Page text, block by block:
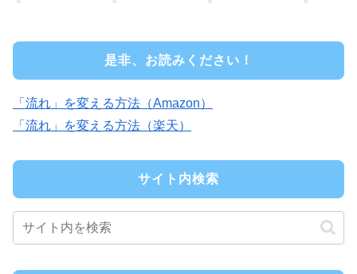
是非、お読みください！
「流れ」を変える方法（Amazon）
「流れ」を変える方法（楽天）
サイト内検索